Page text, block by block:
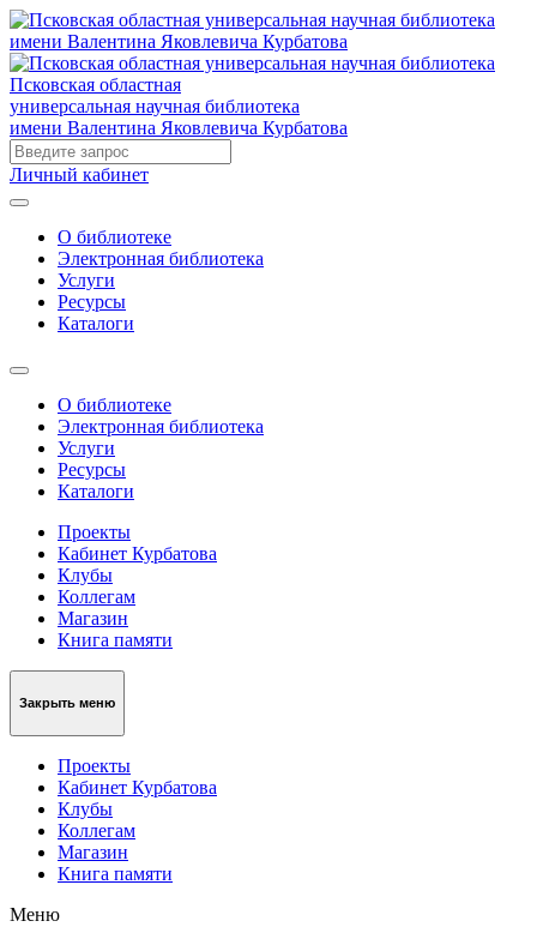
Псковская областная
универсальная научная библиотека
имени Валентина Яковлевича Курбатова
Личный кабинет
О библиотеке
Электронная библиотека
Услуги
Ресурсы
Каталоги
О библиотеке
Электронная библиотека
Услуги
Ресурсы
Каталоги
Проекты
Кабинет Курбатова
Клубы
Коллегам
Магазин
Книга памяти
Закрыть меню
Проекты
Кабинет Курбатова
Клубы
Коллегам
Магазин
Книга памяти
Меню